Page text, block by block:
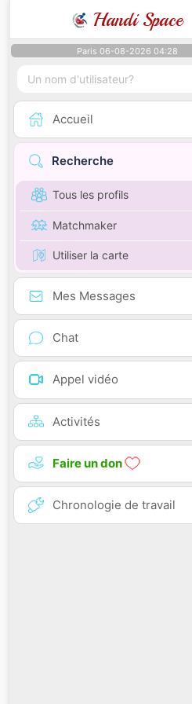
Handi Space
Paris 06-08-2026 04:28
Accueil
Recherche
Tous les profils
Matchmaker
Utiliser la carte
Mes Messages
Chat
Appel vidéo
Activités
Faire un don
Chronologie de travail